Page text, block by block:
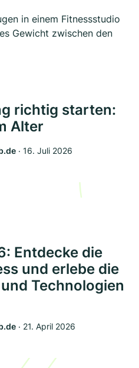
richtig starten:
Alter
‧ 16. Juli 2026
Entdecke die
und erlebe die
Technologien
‧ 21. April 2026